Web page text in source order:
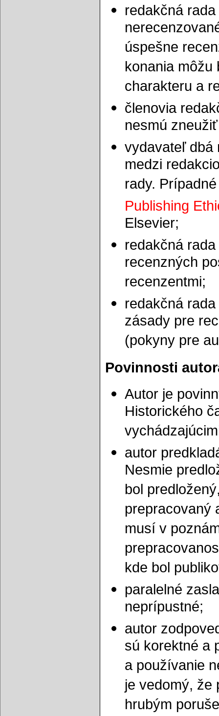
redakčná
úspešne
konania
charakteru a
členovia
nesmú
vydavateľ dbá
medzi
rady.
Publishing
Elsevier;
redakčná
recenzných
recenzentmi;
redakčná
zásady pre
(pokyny pre
Povinnosti
Autor je
Historického
autor
Nesmie
bol
prepracovaný
musí v
kde bol
paralelné
neprípustné;
autor
sú korektné a
a používanie
je vedomý, že
hrubým